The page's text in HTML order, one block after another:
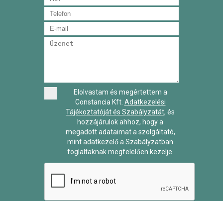
Elolvastam és megértettem a
Constancia Kft. Adatkezelési
Tájékoztatóját és Szabályzatát, és
hozzájárulok ahhoz, hogy a
megadott adataimat a szolgáltató,
mint adatkezelő a Szabályzatban
foglaltaknak megfelelően kezelje.